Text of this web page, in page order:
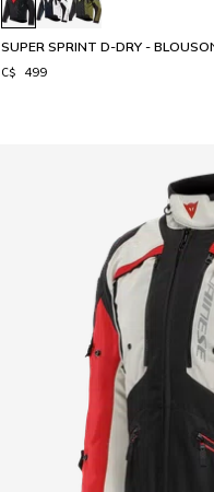
SUPER SPRINT D-DRY -
C$ 499